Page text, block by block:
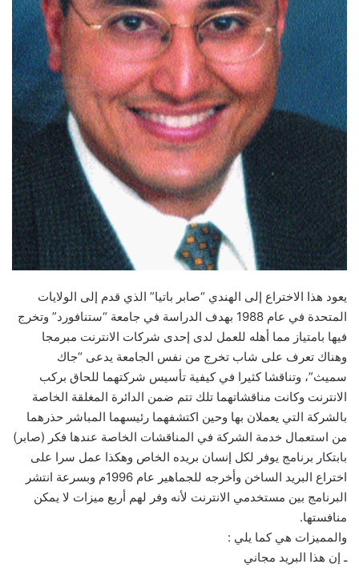
يعود هذا الاختراع إلى الهندي “صابر باتيا” الذي قدم إلى الولايات
المتحدة في عام 1988 بهدف الدراسة في جامعة “ستنافورد” وتخرج
فيها بامتياز مما أهله للعمل لدى إحدى شركات الانترنت مبرمجا
وهناك تعرف على شاب تخرج من نفس الجامعة يدعى “جاك
سميث”، وتناقشا كثيرا في كيفية تأسيس شركتهما للحاق بركب
الانترنت وكانت مناقشاتهما تلك تتم ضمن الدائرة المغلقة الخاصة
بالشركة التي يعملان بها وحين اكتشفهما رئيسهما المباشر حذرهما
من استعمال خدمة الشركة في المناقشات الخاصة عندها فكر (صابر)
بابتكار برنامج يوفر لكل إنسان بريده الخاص وهكذا عمل سرا على
اختراع البريد الساخن وأخرجه للجماهير عام 1996م وبسرعة انتشر
البرنامج بين مستخدمي الانترنت لأنه وفر لهم أربع ميزات لا يمكن
منافستها.
والمميزات هي كما يلي :
ـ إن هذا البريد مجاني